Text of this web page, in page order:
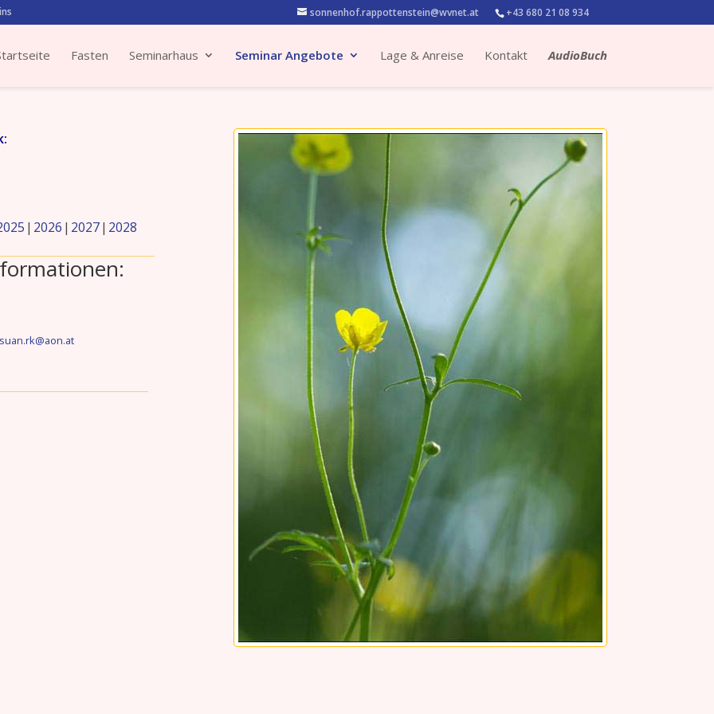
+43 680 21 08 934
sonnenhof.rappottenstein@wvnet.at
Fasten Seminarhaus Seminar Angebote Lage & Anreise Kontakt AudioBuch
2026 2027 2028
suan.rk@aon.at